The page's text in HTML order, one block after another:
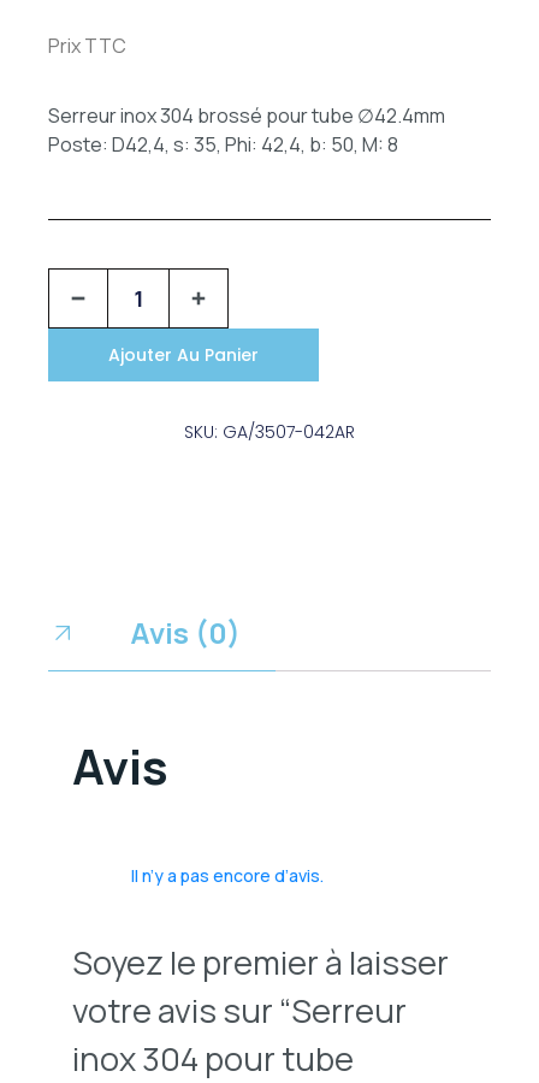
Prix TTC
Serreur inox 304 brossé pour tube ∅42.4mm
Poste: D42,4, s: 35, Phi: 42,4, b: 50, M: 8
Ajouter Au Panier
SKU: GA/3507-042AR
Avis (0)
Avis
Il n’y a pas encore d’avis.
Soyez le premier à laisser
votre avis sur “Serreur
inox 304 pour tube